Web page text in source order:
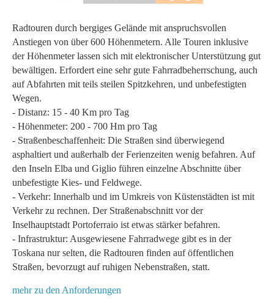
Radtouren durch bergiges Gelände mit anspruchsvollen
Anstiegen von über 600 Höhenmetern. Alle Touren inklusive
der Höhenmeter lassen sich mit elektronischer Unterstützung gut
bewältigen. Erfordert eine sehr gute Fahrradbeherrschung, auch
auf Abfahrten mit teils steilen Spitzkehren, und unbefestigten
Wegen.
- Distanz: 15 - 40 Km pro Tag
- Höhenmeter: 200 - 700 Hm pro Tag
- Straßenbeschaffenheit: Die Straßen sind überwiegend
asphaltiert und außerhalb der Ferienzeiten wenig befahren. Auf
den Inseln Elba und Giglio führen einzelne Abschnitte über
unbefestigte Kies- und Feldwege.
- Verkehr: Innerhalb und im Umkreis von Küstenstädten ist mit
Verkehr zu rechnen. Der Straßenabschnitt vor der
Inselhauptstadt Portoferraio ist etwas stärker befahren.
- Infrastruktur: Ausgewiesene Fahrradwege gibt es in der
Toskana nur selten, die Radtouren finden auf öffentlichen
Straßen, bevorzugt auf ruhigen Nebenstraßen, statt.
mehr zu den Anforderungen